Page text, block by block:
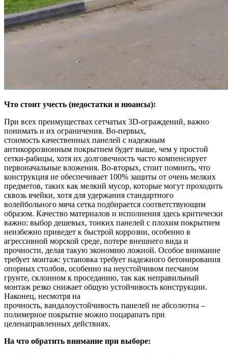
Что стоит учесть (недостатки и нюансы):
При всех преимуществах сетчатых 3D-ограждений, важно
понимать и их ограничения. Во-первых,
стоимость качественных панелей с надежным
антикоррозионным покрытием будет выше, чем у простой
сетки-рабицы, хотя их долговечность часто компенсирует
первоначальные вложения. Во-вторых, стоит помнить, что
конструкция не обеспечивает 100% защиты от очень мелких
предметов, таких как мелкий мусор, которые могут проходить
сквозь ячейки, хотя для удержания стандартного
волейбольного мяча сетка подбирается соответствующим
образом. Качество материалов и исполнения здесь критически
важно: выбор дешевых, тонких панелей с плохим покрытием
неизбежно приведет к быстрой коррозии, особенно в
агрессивной морской среде, потере внешнего вида и
прочности, делая такую экономию ложной. Особое внимание
требует монтаж: установка требует надежного бетонирования
опорных столбов, особенно на неустойчивом песчаном
грунте, склонном к проседанию, так как неправильный
монтаж резко снижает общую устойчивость конструкции.
Наконец, несмотря на
прочность, вандалоустойчивость панелей не абсолютна –
полимерное покрытие можно поцарапать при
целенаправленных действиях.
На что обратить внимание при выборе: